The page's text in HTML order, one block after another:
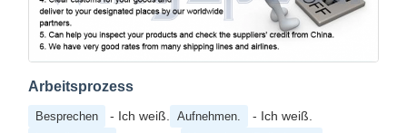
Arbeitsprozess
Besprechen - Ich weiß. Aufnehmen. - Ich weiß.